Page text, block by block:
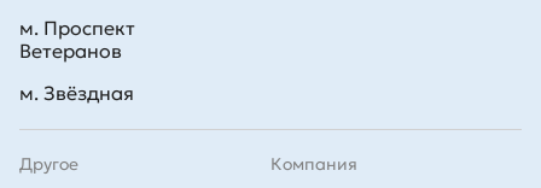
Другое Компания
м. Проспект
Ветеранов
м. Звёздная